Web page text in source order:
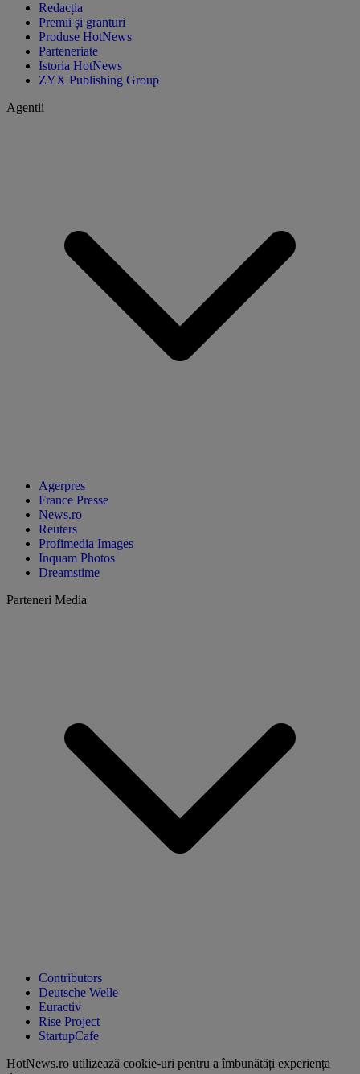
Redacția
Premii și granturi
Produse HotNews
Parteneriate
Istoria HotNews
ZYX Publishing Group
Agentii
Agerpres
France Presse
News.ro
Reuters
Profimedia Images
Inquam Photos
Dreamstime
Parteneri Media
Contributors
Deutsche Welle
Euractiv
Rise Project
StartupCafe
HotNews.ro utilizează cookie-uri pentru a îmbunătăți experiența